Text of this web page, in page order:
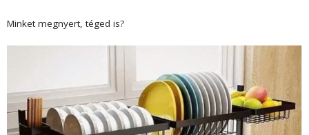
Minket megnyert, téged is?